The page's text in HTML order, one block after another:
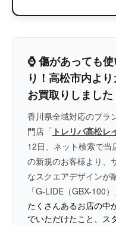
⌚ 傷があっても
り！高松市内よ
お買取りしました
香川県全域対応のブラ
門店「 トレリバ高松レ
12日、ネット検索で当
の新規のお客様より、
なスクエアデザインが
「G-LIDE（GBX-100
たくさんあるお店の中
でいただけたこと、ス